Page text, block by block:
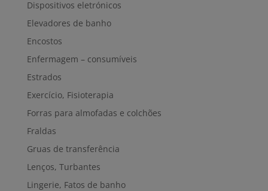
Dispositivos eletrónicos
Elevadores de banho
Encostos
Enfermagem – consumíveis
Estrados
Exercício, Fisioterapia
Forras para almofadas e colchões
Fraldas
Gruas de transferência
Lenços, Turbantes
Lingerie, Fatos de banho